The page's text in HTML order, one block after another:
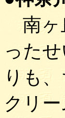
南ヶ
った
りも
クリ